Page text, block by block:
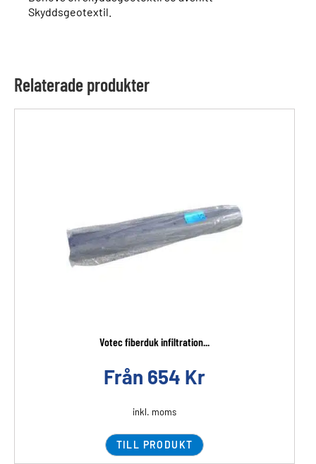
Skyddsgeotextil.
Relaterade produkter
Votec fiberduk infiltration...
Från 654 Kr
inkl. moms
TILL PRODUKT